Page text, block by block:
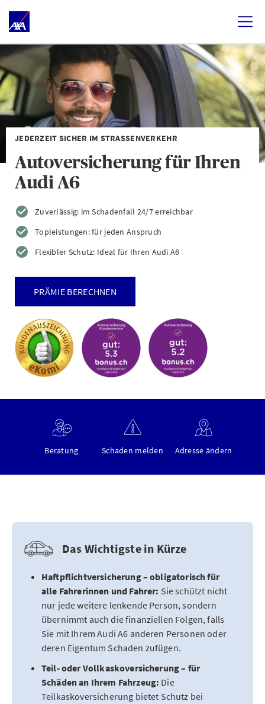
JEDERZEIT SICHER IM STRASSENVERKEHR
Autoversicherung für Ihren
Audi A6
Zuverlässig: im Schadenfall 24/7 erreichbar
Topleistungen: für jeden Anspruch
Flexibler Schutz: Ideal für Ihren Audi A6
PRÄMIE BERECHNEN
Beratung Schaden melden Adresse ändern
Das Wichtigste in Kürze
Haftpflichtversicherung – obligatorisch für
alle Fahrerinnen und Fahrer: Sie schützt nicht
nur jede weitere lenkende Person, sondern
übernimmt auch die finanziellen Folgen, falls
Sie mit Ihrem Audi A6 anderen Personen oder
deren Eigentum Schaden zufügen.
Teil- oder Vollkaskoversicherung – für
Schäden an Ihrem Fahrzeug: Die
Teilkaskoversicherung bietet Schutz bei